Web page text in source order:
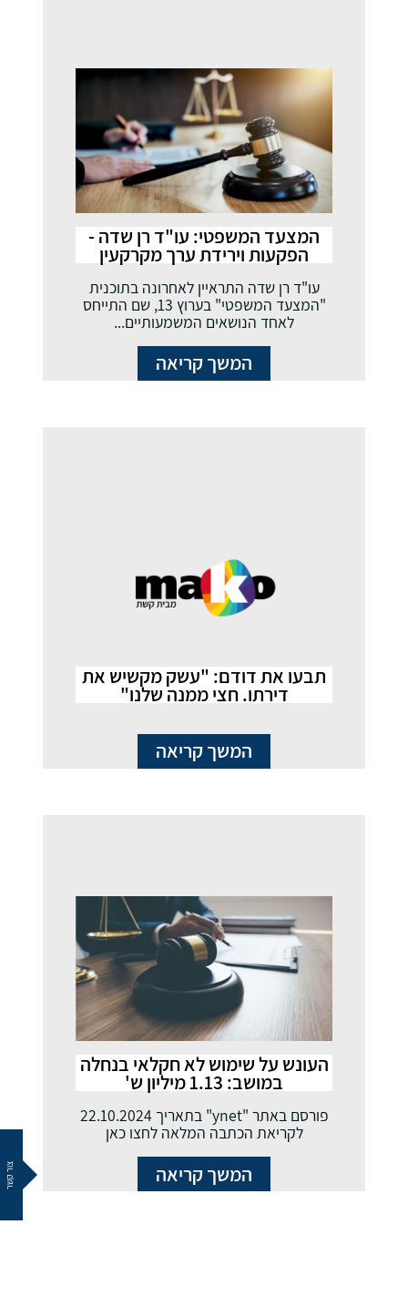
צור קשר
המצעד המשפטי: עו"ד רן שדה -
הפקעות וירידת ערך מקרקעין
עו"ד רן שדה התראיין לאחרונה בתוכנית
"המצעד המשפטי" בערוץ 13, שם התייחס
לאחד הנושאים המשמעותיים...
המשך קריאה
תבעו את דודם: "עשק מקשיש את
דירתו. חצי ממנה שלנו"
המשך קריאה
העונש על שימוש לא חקלאי בנחלה
במושב: 1.13 מיליון ש'
פורסם באתר "ynet" בתאריך 22.10.2024
לקריאת הכתבה המלאה לחצו כאן
המשך קריאה